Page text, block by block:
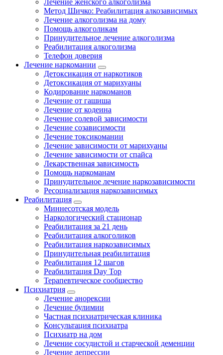
Лечение женского алкоголизма
Метод Шичко: Реабилитация алкозависимых
Лечение алкоголизма на дому
Помощь алкоголикам
Принудительное лечение алкоголизма
Реабилитация алкоголизма
Телефон доверия
Лечение наркомании
Детоксикация от наркотиков
Детоксикация от марихуаны
Кодирование наркоманов
Лечение от гашиша
Лечение от кодеина
Лечение солевой зависимости
Лечение созависимости
Лечение токсикомании
Лечение зависимости от марихуаны
Лечение зависимости от спайса
Лекарственная зависимость
Помощь наркоманам
Принудительное лечение наркозависимости
Ресоциализация наркозависимых
Реабилитация
Миннесотская модель
Наркологический стационар
Реабилитация за 21 день
Реабилитация алкоголиков
Реабилитация наркозависимых
Принудительная реабилитация
Реабилитация 12 шагов
Реабилитация Day Top
Терапевтическое сообщество
Психиатрия
Лечение анорексии
Лечение булимии
Частная психиатрическая клиника
Консультация психиатра
Психиатр на дом
Лечение сосудистой и старческой деменции
Лечение депрессии